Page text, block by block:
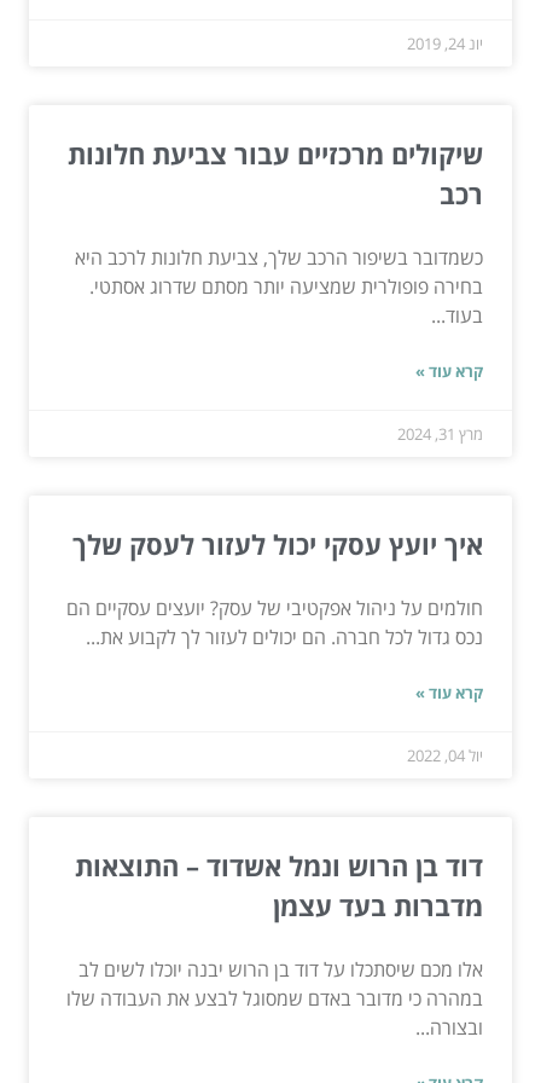
יונ 24, 2019
שיקולים מרכזיים עבור צביעת חלונות
רכב
כשמדובר בשיפור הרכב שלך, צביעת חלונות לרכב היא
בחירה פופולרית שמציעה יותר מסתם שדרוג אסתטי.
בעוד...
קרא עוד »
מרץ 31, 2024
איך יועץ עסקי יכול לעזור לעסק שלך
חולמים על ניהול אפקטיבי של עסק? יועצים עסקיים הם
נכס גדול לכל חברה. הם יכולים לעזור לך לקבוע את...
קרא עוד »
יול 04, 2022
דוד בן הרוש ונמל אשדוד – התוצאות
מדברות בעד עצמן
אלו מכם שיסתכלו על דוד בן הרוש יבנה יוכלו לשים לב
במהרה כי מדובר באדם שמסוגל לבצע את העבודה שלו
ובצורה...